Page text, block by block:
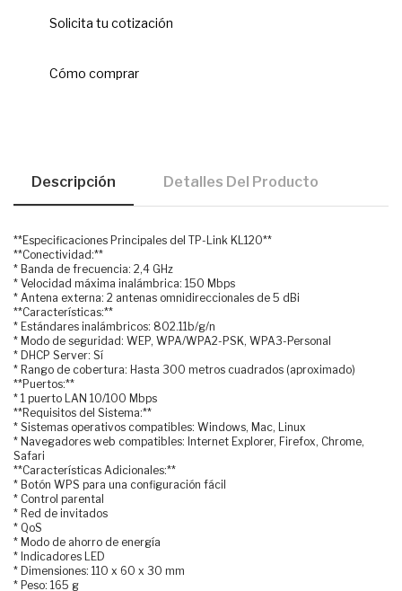
Solicita tu cotización
Cómo comprar
Descripción Detalles Del Producto
**Especificaciones Principales del TP-Link KL120**
**Conectividad:**
* Banda de frecuencia: 2,4 GHz
* Velocidad máxima inalámbrica: 150 Mbps
* Antena externa: 2 antenas omnidireccionales de 5 dBi
**Características:**
* Estándares inalámbricos: 802.11b/g/n
* Modo de seguridad: WEP, WPA/WPA2-PSK, WPA3-Personal
* DHCP Server: Sí
* Rango de cobertura: Hasta 300 metros cuadrados (aproximado)
**Puertos:**
* 1 puerto LAN 10/100 Mbps
**Requisitos del Sistema:**
* Sistemas operativos compatibles: Windows, Mac, Linux
* Navegadores web compatibles: Internet Explorer, Firefox, Chrome,
Safari
**Características Adicionales:**
* Botón WPS para una configuración fácil
* Control parental
* Red de invitados
* QoS
* Modo de ahorro de energía
* Indicadores LED
* Dimensiones: 110 x 60 x 30 mm
* Peso: 165 g